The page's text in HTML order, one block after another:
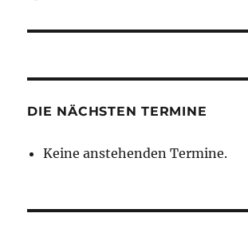
DIE NÄCHSTEN TERMINE
Keine anstehenden Termine.